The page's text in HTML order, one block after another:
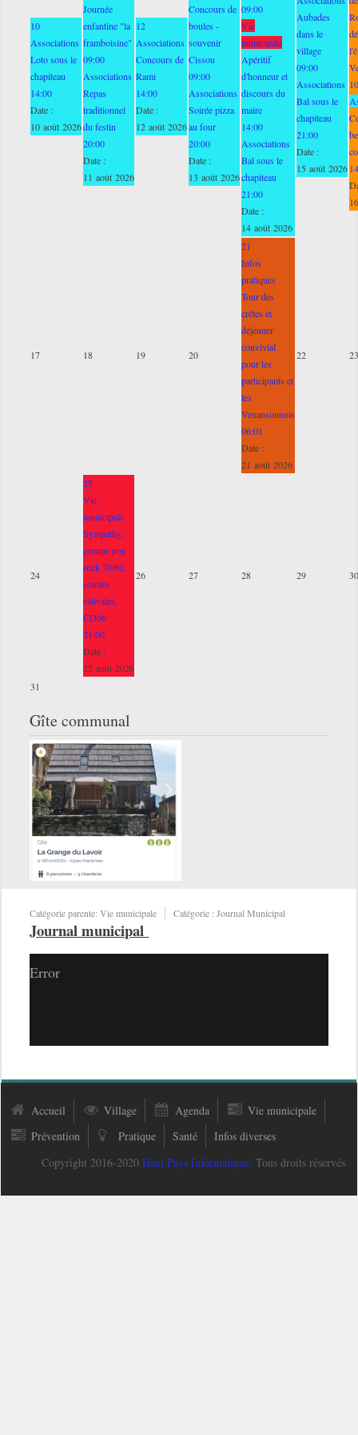
10
Associations
Loto sous le
chapiteau
14:00
Date :
10 août 2026
Journée
enfantine "la
framboisine"
09:00
Associations
Repas
traditionnel
du festin
20:00
Date :
11 août 2026
12
Associations
Concours de
Rami
14:00
Date :
12 août 2026
Concours de
boules -
souvenir
Cissou
09:00
Associations
Soirée pizza
au four
20:00
Date :
13 août 2026
09:00
Vie
municipale
Apéritif
d'honneur et
discours du
maire
14:00
Associations
Bal sous le
chapiteau
21:00
Date :
14 août 2026
Aubades
dans le
village
09:00
Associations
Bal sous le
chapiteau
21:00
Date :
15 août 2026
17 18 19 20
21
Infos
pratiques
Tour des
crêtes et
déjeuner
convivial
pour les
participants et
les
Venansonnois
06:01
Date :
21 août 2026
22
24
25
Vie
municipale
Sympathy,
groupe pop
rock 70/80,
soirées
estivales,
CD06
21:00
Date :
25 août 2026
26 27 28 29
31
Gîte communal
Catégorie parente:Vie municipale Catégorie :Journal Municipal
Journal municipal
Error
Accueil Village Agenda
Vie municipale
Prévention
Pratique Santé
Infos diverses
Copyright 2016-2020 Haut Pays Informatique. Tous droits réservés.